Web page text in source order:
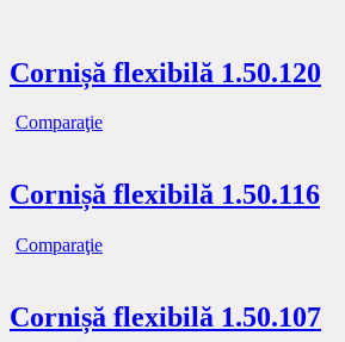
Cornișă flexibilă 1.50.120
Comparaţie
Cornișă flexibilă 1.50.116
Comparaţie
Cornișă flexibilă 1.50.107